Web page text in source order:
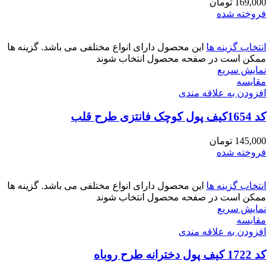
169,000
تومان
فروخته شده
انتخاب گزینه ها این محصول دارای انواع مختلفی می باشد. گزینه ها
ممکن است در صفحه محصول انتخاب شوند
نمایش سریع
مقايسه
افزودن به علاقه مندی
کد 1654کیف پول کوچک فانتزی طرح قلب
145,000 تومان
فروخته شده
انتخاب گزینه ها این محصول دارای انواع مختلفی می باشد. گزینه ها
ممکن است در صفحه محصول انتخاب شوند
نمایش سریع
مقايسه
افزودن به علاقه مندی
کد 1722 کیف پول دخترانه طرح روباه